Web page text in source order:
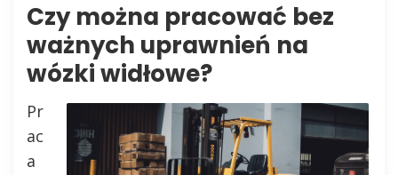
Czy można pracować bez
ważnych uprawnień na
wózki widłowe?
Pr
ac
a